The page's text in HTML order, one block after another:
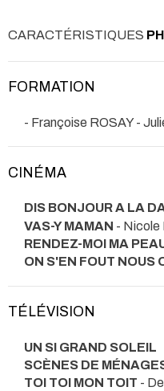
CARACTÉRISTIQUES
FORMATION
- Françoise ROSAY -
CINÉMA
DIS BONJOUR A LA
VAS-Y MAMAN - Nicole
RENDEZ-MOI MA
ON S'EN FOUT NOUS
TÉLÉVISION
UN SI GRAND SOLEIL
SCÈNES DE
TOI TOI MON TOIT -